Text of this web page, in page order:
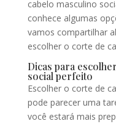
cabelo masculino
conhece algumas
vamos compartilhar
escolher o corte de
Dicas para
social perfeito
Escolher o corte de
pode parecer uma
você estará mais